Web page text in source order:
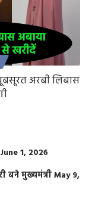
अरबी लिबास
June 1, 2026
बने मुख्यमंत्रीMay 9,